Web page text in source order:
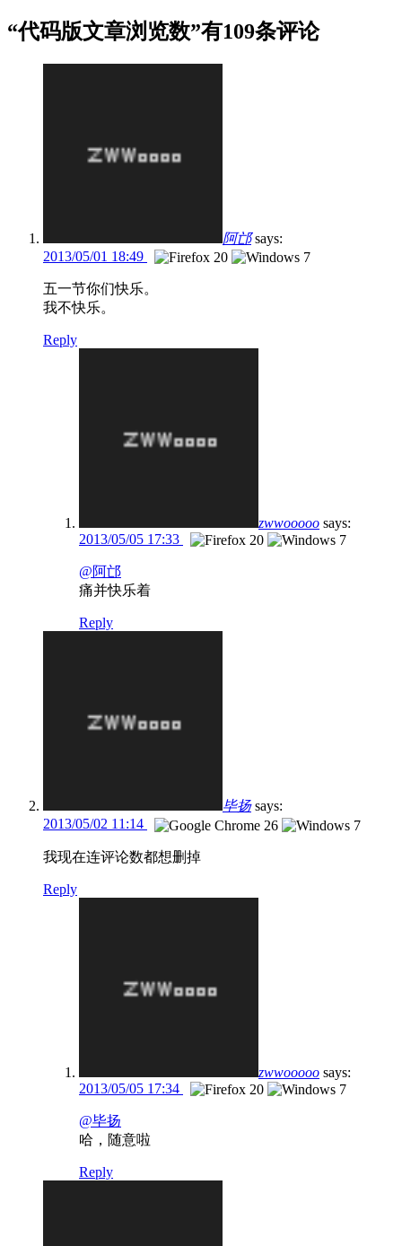
“代码版文章浏览数”有109条评论
阿邙 says:
2013/05/01 18:49
五一节你们快乐。
我不快乐。
Reply
zwwooooo says:
2013/05/05 17:33
@阿邙
痛并快乐着
Reply
毕扬 says:
2013/05/02 11:14
我现在连评论数都想删掉
Reply
zwwooooo says:
2013/05/05 17:34
@毕扬
哈，随意啦
Reply